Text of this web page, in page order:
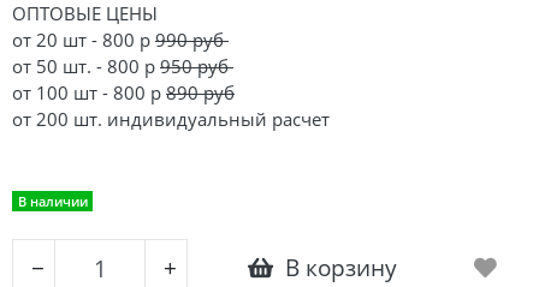
ОПТОВЫЕ ЦЕНЫ
от 20 шт - 800 р 990 руб
от 50 шт. - 800 р 950 руб
от 100 шт - 800 р 890 руб
от 200 шт. индивидуальный расчет
В наличии
− + В корзину